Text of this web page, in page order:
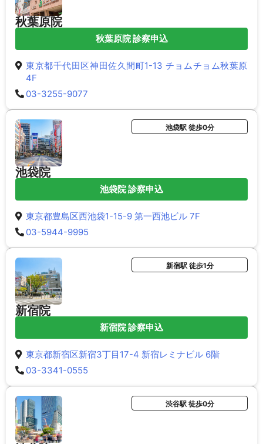
秋葉原院
秋葉原院 診察申込
東京都千代田区神田佐久間町1-13 チョムチョム秋葉原
4F
03-3255-9077
池袋院
池袋駅 徒歩0分
池袋院 診察申込
東京都豊島区西池袋1-15-9 第一西池ビル 7F
03-5944-9995
新宿院
新宿駅 徒歩1分
新宿院 診察申込
東京都新宿区新宿3丁目17-4 新宿レミナビル 6階
03-3341-0555
渋谷駅 徒歩0分